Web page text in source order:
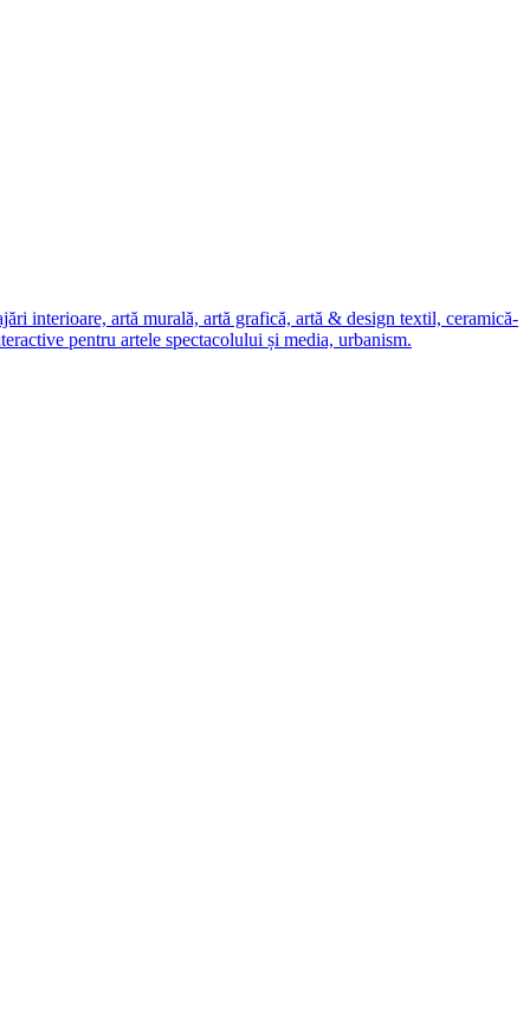
interioare, artă murală, artă grafică, artă & design textil, ceramică-
pentru artele spectacolului și media, urbanism.